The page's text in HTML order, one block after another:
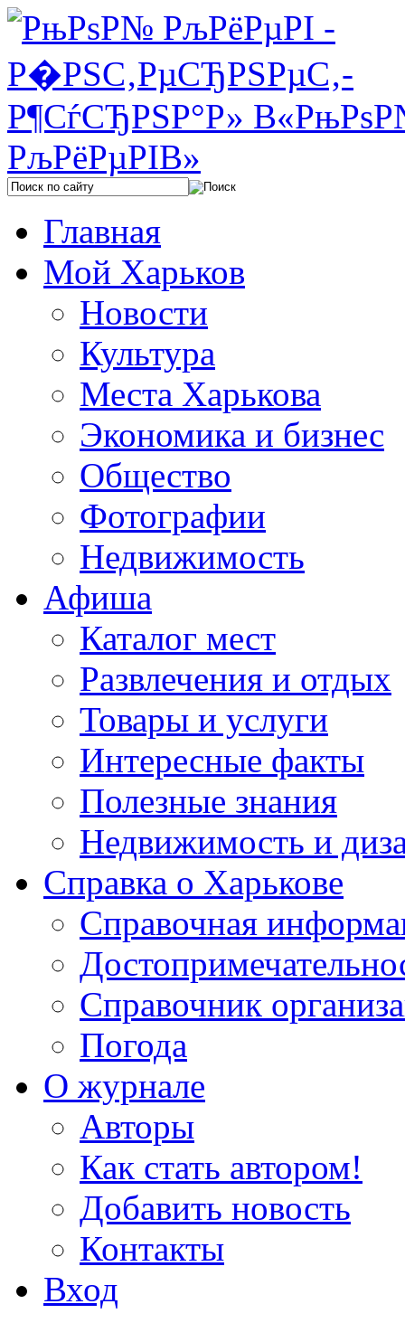
Главная
Мой Харьков
Новости
Культура
Места Харькова
Экономика и бизнес
Общество
Фотографии
Недвижимость
Афиша
Каталог мест
Развлечения и отдых
Товары и услуги
Интересные факты
Полезные знания
Недвижимость и
Справка о Харькове
Справочная
Справочник
Погода
О журнале
Авторы
Как стать автором!
Добавить новость
Контакты
Вход